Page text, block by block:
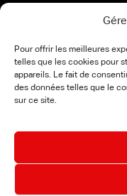
Pour offrir les meilleures
telles que les cookies pour
appareils. Le fait de
des données telles que le
sur ce site.